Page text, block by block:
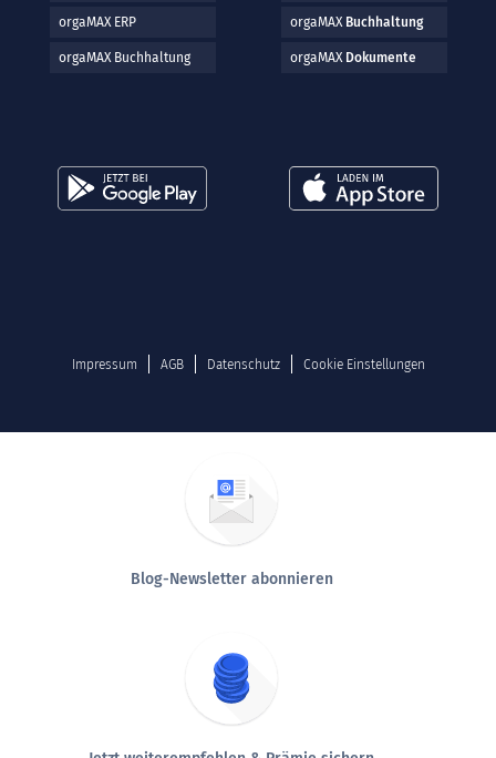
orgaMAX ERP
orgaMAX Buchhaltung
orgaMAX Buchhaltung
orgaMAX Dokumente
Impressum AGB Datenschutz Cookie Einstellungen
Blog-Newsletter abonnieren